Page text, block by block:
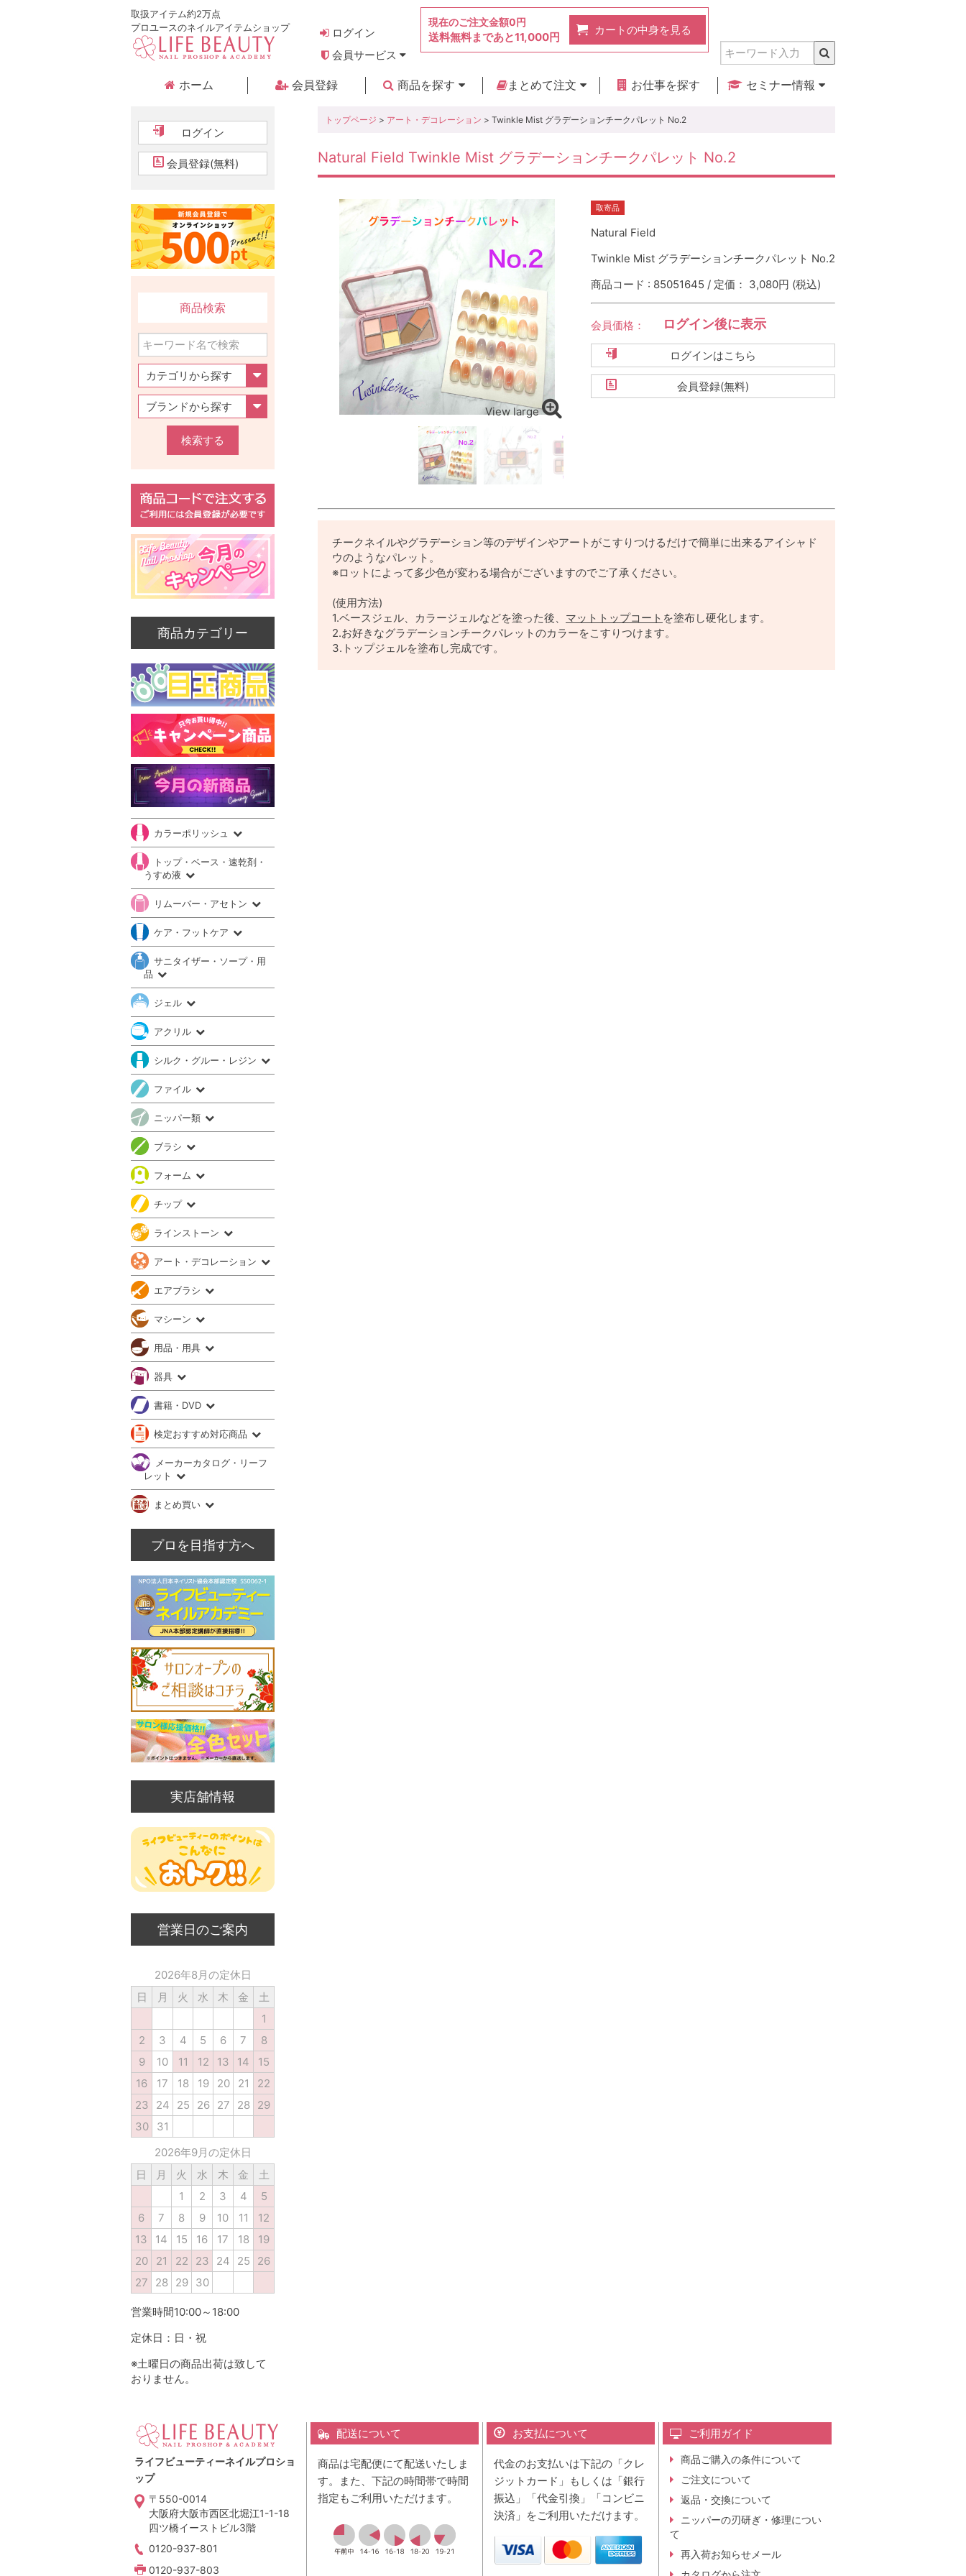
取扱アイテム約2万点
プロユースのネイルアイテムショップ
ログイン
会員サービス
現在のご注文金額0円
送料無料まであと11,000円
カートの中身を見る
ホーム 会員登録
商品を探す
まとめて注文
お仕事を探す
セミナー情報
トップページ > アート・デコレーション > Twinkle Mist グラデーションチークパレット No.2
Natural Field Twinkle Mist グラデーションチークパレット No.2
View large
取寄品
Natural Field
Twinkle Mist グラデーションチークパレット No.2
商品コード : 85051645 / 定価： 3,080円 (税込)
会員価格： ログイン後に表示
ログインはこちら
会員登録(無料)
チークネイルやグラデーション等のデザインやアートがこすりつけるだけで簡単に出来るアイシャド
ウのようなパレット。
※ロットによって多少色が変わる場合がございますのでご了承ください。
(使用方法)
1.ベースジェル、カラージェルなどを塗った後、 マットトップコート を塗布し硬化します。
2.お好きなグラデーションチークパレットのカラーをこすりつけます。
3.トップジェルを塗布し完成です。
ログイン
会員登録(無料)
商品検索
検索する
商品カテゴリー
カラーポリッシュ
トップ・ベース・速乾剤・
うすめ液
リムーバー・アセトン
ケア・フットケア
サニタイザー・ソープ・用
品
ジェル
アクリル
シルク・グルー・レジン
ファイル
ニッパー類
ブラシ
フォーム
チップ
ラインストーン
アート・デコレーション
エアブラシ
マシーン
用品・用具
器具
書籍・DVD
検定おすすめ対応商品
メーカーカタログ・リーフ
レット
まとめ買い
プロを目指す方へ
実店舗情報
営業日のご案内
2026年8月の定休日
日
月 火 水 木 金
土
1
2
3 4 5 6 7
8
9
10 11 12 13 14
15
16
17 18 19 20 21
22
23
24 25 26 27 28
29
30
31
2026年9月の定休日
日
月 火 水 木 金
土
1
2 3 4
5
6
7 8 9 10 11
12
13
14 15 16 17 18
19
20
21 22 23 24 25
26
27
28 29 30
営業時間10:00～18:00
定休日：日・祝
※土曜日の商品出荷は致して
おりません。
ライフビューティーネイルプロショ
ップ
〒550-0014
大阪府大阪市西区北堀江1-1-18
四ツ橋イーストビル3階
0120-937-801
0120-937-803
配送について
商品は宅配便にて配送いたしま
す。また、下記の時間帯で時間
指定もご利用いただけます。
お支払について
代金のお支払いは下記の「クレ
ジットカード」もしくは「銀行
振込」「代金引換」「コンビニ
決済」をご利用いただけます。
ご利用ガイド
商品ご購入の条件について
ご注文について
返品・交換について
ニッパーの刃研ぎ・修理につい
て
再入荷お知らせメール